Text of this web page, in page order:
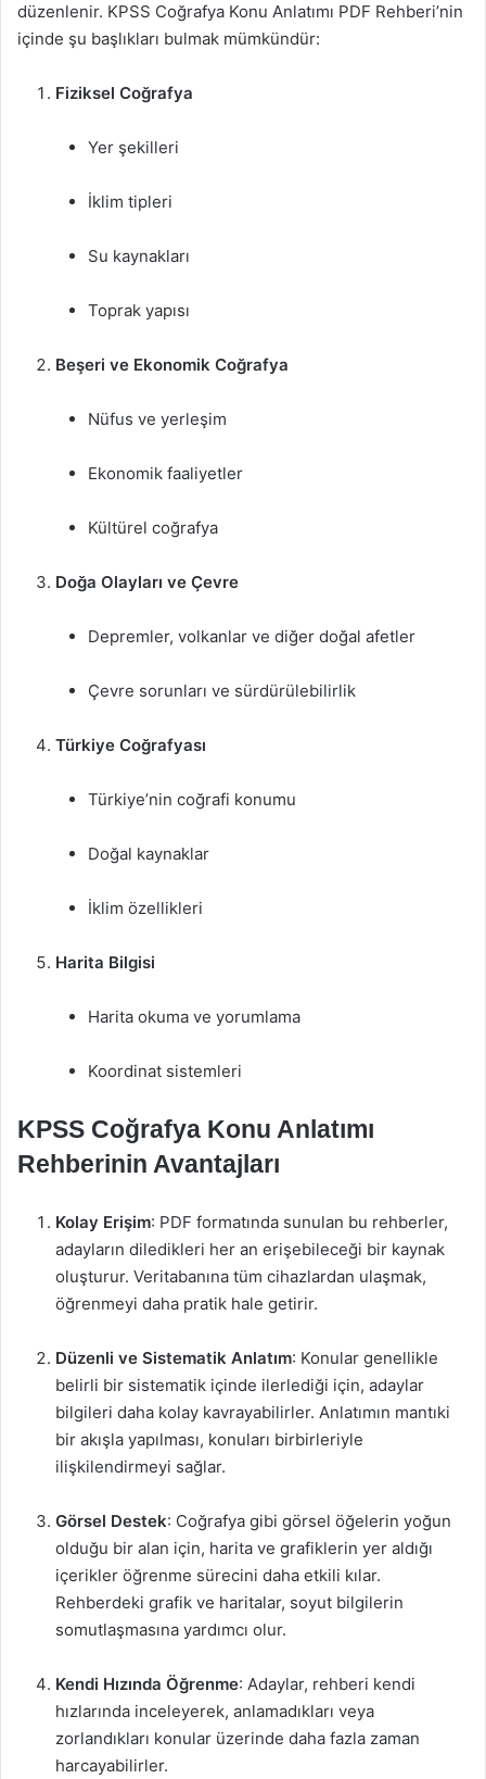
düzenlenir. KPSS Coğrafya Konu Anlatımı PDF Rehberi’nin
içinde şu başlıkları bulmak mümkündür:
Fiziksel Coğrafya
Yer şekilleri
İklim tipleri
Su kaynakları
Toprak yapısı
Beşeri ve Ekonomik Coğrafya
Nüfus ve yerleşim
Ekonomik faaliyetler
Kültürel coğrafya
Doğa Olayları ve Çevre
Depremler, volkanlar ve diğer doğal afetler
Çevre sorunları ve sürdürülebilirlik
Türkiye Coğrafyası
Türkiye’nin coğrafi konumu
Doğal kaynaklar
İklim özellikleri
Harita Bilgisi
Harita okuma ve yorumlama
Koordinat sistemleri
KPSS Coğrafya Konu Anlatımı
Rehberinin Avantajları
Kolay Erişim: PDF formatında sunulan bu rehberler,
adayların diledikleri her an erişebileceği bir kaynak
oluşturur. Veritabanına tüm cihazlardan ulaşmak,
öğrenmeyi daha pratik hale getirir.
Düzenli ve Sistematik Anlatım: Konular genellikle
belirli bir sistematik içinde ilerlediği için, adaylar
bilgileri daha kolay kavrayabilirler. Anlatımın mantıki
bir akışla yapılması, konuları birbirleriyle
ilişkilendirmeyi sağlar.
Görsel Destek: Coğrafya gibi görsel öğelerin yoğun
olduğu bir alan için, harita ve grafiklerin yer aldığı
içerikler öğrenme sürecini daha etkili kılar.
Rehberdeki grafik ve haritalar, soyut bilgilerin
somutlaşmasına yardımcı olur.
Kendi Hızında Öğrenme: Adaylar, rehberi kendi
hızlarında inceleyerek, anlamadıkları veya
zorlandıkları konular üzerinde daha fazla zaman
harcayabilirler.